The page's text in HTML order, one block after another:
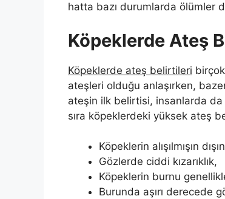
hatta bazı durumlarda ölümler
Köpeklerde Ateş
Köpeklerde ateş belirtileri
ateşleri olduğu anlaşırken,
ateşin ilk belirtisi, insanlarda da
sıra köpeklerdeki yüksek ateş
Köpeklerin alışılmışın
Gözlerde ciddi kızarıklık,
Köpeklerin burnu
Burunda aşırı derecede